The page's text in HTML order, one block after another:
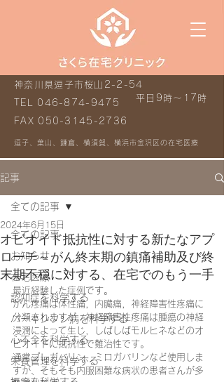
平日9時～17時
神奈川県逗子市桜山2-2-54
TEL 046-874-9475
FAX 050-3145-2736
逗子、葉山、鎌倉、横須賀、横浜市金沢区の在宅医療
記事
全ての記事
お知らせ
在宅医療
認知症を科学する
パーキンソン病を科学する
心不全を科学する
栄養管理を科学する
全ての記事
オピオイド抵抗性に対する新たなアプ
ローチ～がん終末期の鎮痛補助及び終
末期不穏に対する、在宅でのもう一手
2024年6月15日
最近経験した症例です。
がん疼痛は体性痛，内臓痛，神経障害性疼痛に
分類されますが，神経障害性疼痛は腫瘍の神経
浸潤によって生じ，しばしばモルヒネなどのオ
ピオイドに抵抗性で難治性です。
通常プレガバリン、ミロガバリンなど使用しま
すが、そもそも内服困難な病状の患者さんが多